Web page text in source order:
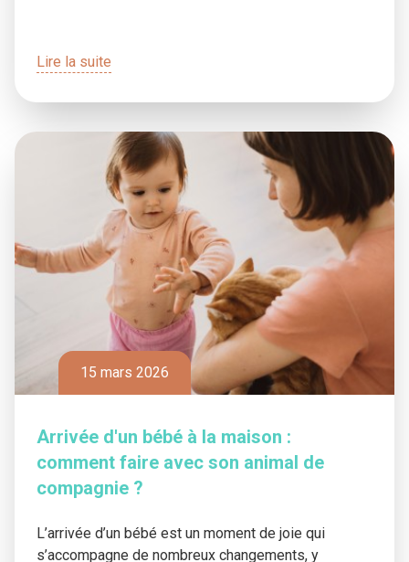
Lire la suite
15 mars 2026
Arrivée d'un bébé à la maison :
comment faire avec son animal de
compagnie ?
L’arrivée d’un bébé est un moment de joie qui
s’accompagne de nombreux changements, y